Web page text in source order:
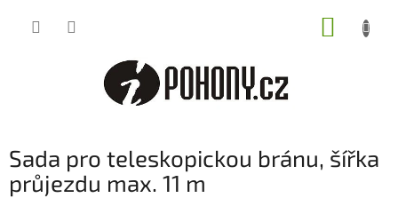
Sada pro teleskopickou bránu, šířka
průjezdu max. 11 m